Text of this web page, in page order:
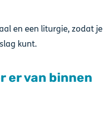
en een liturgie, zodat je
kunt.
er van binnen